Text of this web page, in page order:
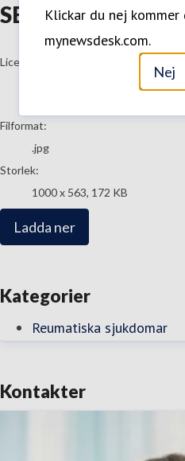
Klickar du nej
mynewsdesk.com.
Nej
SE-ABBV-6593
go to media item
Licens:
Innehållet får laddas ner,
Filformat:
.jpg
Storlek:
1000 x 563, 172 KB
Ladda ner
Kategorier
Reumatiska sjukdomar
Kontakter